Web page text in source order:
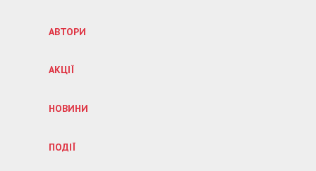
АВТОРИ
АКЦІЇ
НОВИНИ
ПОДІЇ